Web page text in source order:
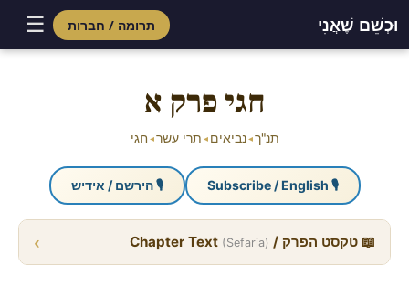
וּכְשֵׁם שֶׁאֲנִי תרומה / חברות ☰
חגי פרק א
תנ"ך ◂ נביאים ◂ תרי עשר ◂ חגי
🎙 Subscribe / English 🎙 הירשם / אידיש
📖 טקסט הפרק / Chapter Text (Sefaria)
›